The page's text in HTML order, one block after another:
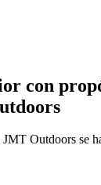
con
Outdoors se